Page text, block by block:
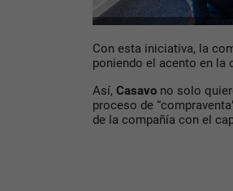
Con esta iniciativa, la
poniendo el acento en la
Así, Casavo no solo
proceso de
de la compañía con el